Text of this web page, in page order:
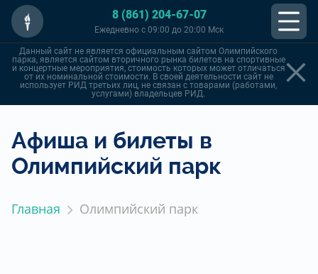
8 (861) 204-67-07
Ежедневно с 09:00 до 20:00 Мск
Данный сайт не является официальным сайтом Олимпийского
парка, является сайтом вторичного рынка билетов на спортивные
и концертные мероприятия, стоимость которых может отличаться
от их номинальной стоимости. В своей деятельности сайт не
использует РИД третьих лиц, не связан с товарами (работами,
услугами) владельцев РИД.
Афиша и билеты в
Олимпийский парк
Главная Олимпийский парк